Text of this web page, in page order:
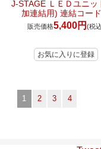
J-STAGE ＬＥＤユニッ
加連結用) 連結コー
販売価格5,400円 (税
1 2 3 4